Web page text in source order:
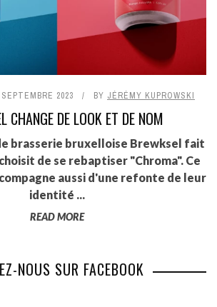
SEPTEMBRE 2023 BY JÉRÉMY KUPROWSKI
CHANGE DE LOOK ET DE NOM
brasserie bruxelloise Brewksel fait
de se rebaptiser "Chroma". Ce
aussi d'une refonte de leur
identité ...
READ MORE
NOUS SUR FACEBOOK